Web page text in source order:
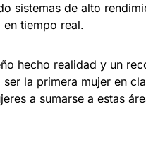
sistemas de alto
tiempo real.
hecho realidad y un
la primera mujer en
a sumarse a estas